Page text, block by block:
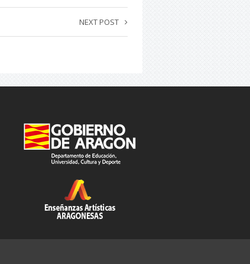
NEXT POST